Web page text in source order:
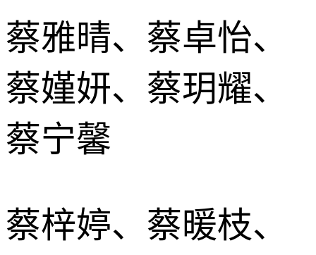
蔡雅晴、蔡卓怡、
蔡嫤妍、蔡玥耀、
蔡宁馨
蔡梓婷、蔡暖枝、